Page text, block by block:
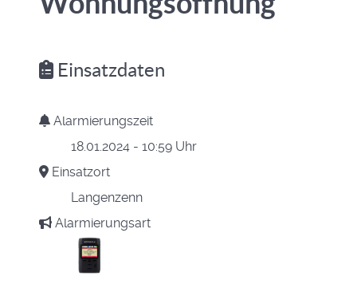
Einsatzdaten
Alarmierungszeit
18.01.2024 - 10:59 Uhr
Einsatzort
Langenzenn
Alarmierungsart